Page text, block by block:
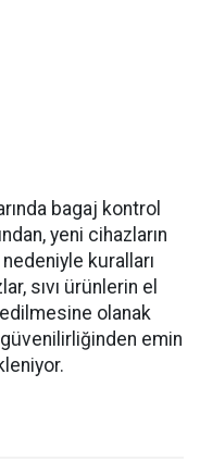
bagaj kontrol
yeni cihazların
kuralları
sıvı ürünlerin el
edilmesine olanak
güvenilirliğinden emin